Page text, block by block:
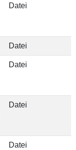
Datei
Datei
Datei
Datei
Datei